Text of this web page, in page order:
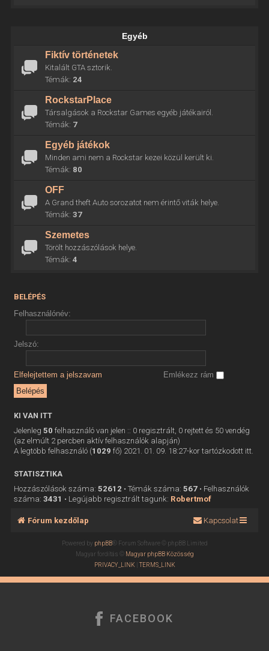
Egyéb
Fiktív történetek
Kitalált GTA sztorik.
Témák: 24
RockstarPlace
Társalgások a Rockstar Games egyéb játékairól.
Témák: 7
Egyéb játékok
Minden ami nem a Rockstar kezei közül került ki.
Témák: 80
OFF
A Grand theft Auto sorozatot nem érintő viták helye.
Témák: 37
Szemetes
Törölt hozzászólások helye.
Témák: 4
BELÉPÉS
Felhasználónév:
Jelszó:
Elfelejtettem a jelszavam Emlékezz rám
KI VAN ITT
Jelenleg 50 felhasználó van jelen :: 0 regisztrált, 0 rejtett és 50 vendég
(az elmúlt 2 percben aktív felhasználók alapján)
A legtöbb felhasználó (1029 fő) 2021. 01. 09. 18:27-kor tartózkodott itt.
STATISZTIKA
Hozzászólások száma: 52612 • Témák száma: 567• Felhasználók
száma: 3431 • Legújabb regisztrált tagunk: Robertmof
Fórum kezdőlap Kapcsolat
Powered by phpBB® Forum Software © phpBB Limited
Magyar fordítás © Magyar phpBB Közösség
PRIVACY_LINK |TERMS_LINK
FACEBOOK